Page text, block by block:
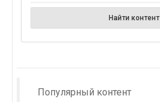
Найти контент
Популярный контент